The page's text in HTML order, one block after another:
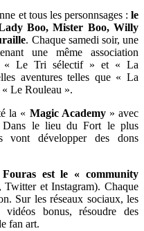
et tous les personnsages : le
Boo, Mister Boo, Willy
. Chaque samedi soir, une
une même association
: « Le Tri sélectif » et « La
aventures telles que « La
Le Rouleau ».
la « Magic Academy » avec
Dans le lieu du Fort le plus
vont développer des dons
est le « community
et Instagram). Chaque
Sur les réseaux sociaux, les
vidéos bonus, résoudre des
fan art.